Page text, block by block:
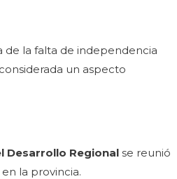
de la falta de independencia
un aspecto
Desarrollo Regional se reunió
la provincia.